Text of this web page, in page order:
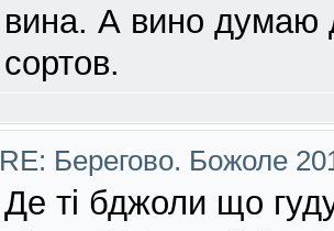
вина. А вино думаю
сортов.
RE: Берегово. Божоле
Де ті бджоли що